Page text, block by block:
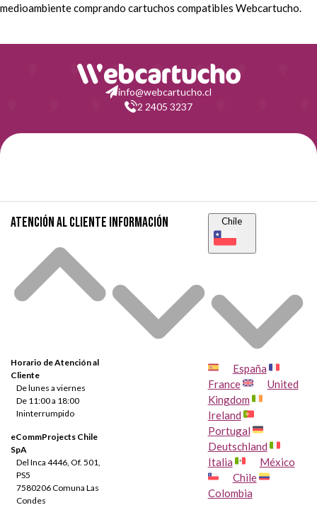
medioambiente comprando cartuchos compatibles Webcartucho.
info@webcartucho.cl
2 2405 3237
Atención al cliente
Horario de Atención al
Cliente
De lunes a viernes
De 11:00 a 18:00
Ininterrumpido
eCommProjects Chile
SpA
Del Inca 4446, Of. 501,
PS5
7580206 Comuna Las
Condes
Información Chile
España
France
United
Kingdom
Ireland
Portugal
Deutschland
Italia
México
Chile
Colombia